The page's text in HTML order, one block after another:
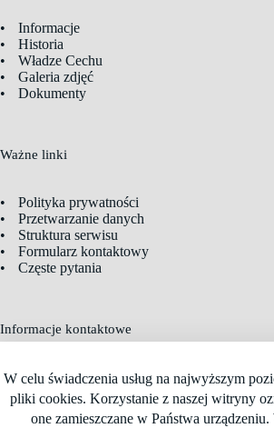
W celu świadczenia usług na najwyższym
pliki cookies. Korzystanie z naszej witryny
one zamieszczane w Państwa
Informacje
Historia
Władze Cechu
Galeria zdjęć
Dokumenty
Ważne linki
Polityka prywatności
Przetwarzanie danych
Struktura serwisu
Formularz kontaktowy
Częste pytania
Informacje kontaktowe
Adres:Władysława Jagiełły 22, 82-400
Telefon:607-195-350
E-mail:cech-sztum@wp.pl
Godziny pracy: 08:00 – 13:00 od